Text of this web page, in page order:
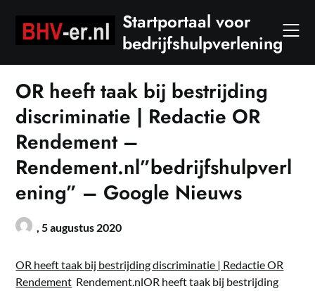
content
Startportaal voor
bedrijfshulpverlening
OR heeft taak bij bestrijding
discriminatie | Redactie OR
Rendement –
Rendement.nl”bedrijfshulpverl
ening” – Google Nieuws
,5 augustus 2020
OR heeft taak bij bestrijding discriminatie | Redactie OR
Rendement Rendement.nlOR heeft taak bij bestrijding